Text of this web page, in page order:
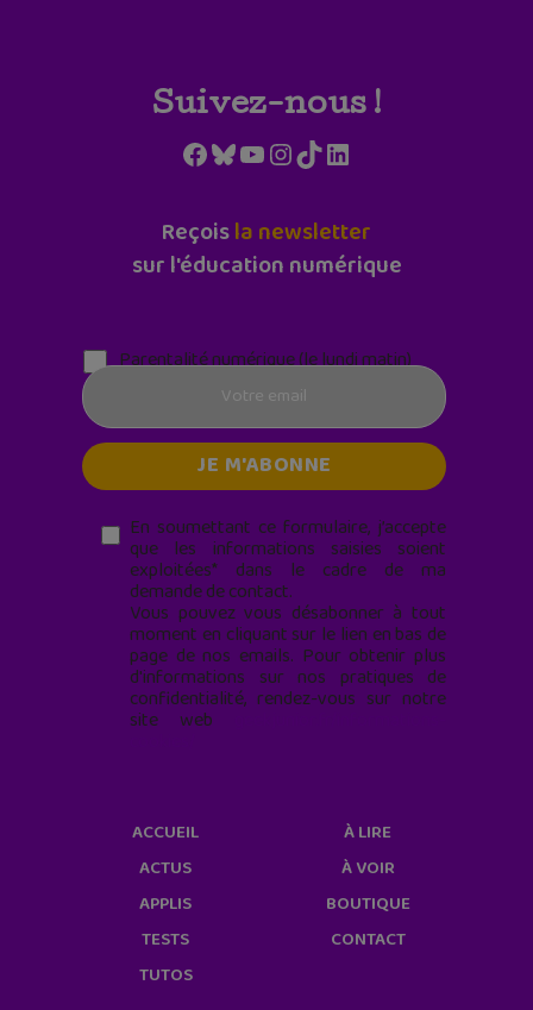
Suivez-nous !
Facebook
Bluesky
YouTube
Instagram
TikTokLinkedIn
Reçoisla newsletter
sur l'éducation numérique
Parentalité numérique (le lundi matin)
En soumettant ce formulaire, j’accepte
que les informations saisies soient
exploitées* dans le cadre de ma
demande de contact.
Vous pouvez vous désabonner à tout
moment en cliquant sur le lien en bas de
page de nos emails. Pour obtenir plus
d'informations sur nos pratiques de
confidentialité, rendez-vous sur notre
site web
ACCUEIL
ACTUS
APPLIS
TESTS
TUTOS
À LIRE
À VOIR
BOUTIQUE
CONTACT